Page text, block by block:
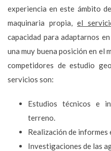
experiencia en este ámbito
maquinaria propia, el
capacidad para adaptarnos
una muy buena posición en el
competidores de estudio
servicios son:
Estudios técnicos e
terreno.
Realización de informes
Investigaciones de las